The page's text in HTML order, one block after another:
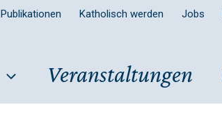
Publikationen Katholisch werden Jobs
Veranstaltungen